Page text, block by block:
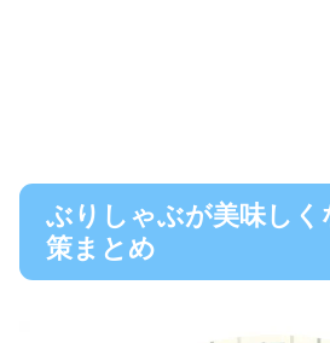
ぶりしゃぶが美味しく
策まとめ